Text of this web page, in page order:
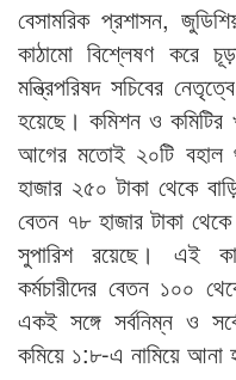
বেসামরিক প্রশাসন,
কাঠামো বিশ্লেষণ করে
মন্ত্রিপরিষদ সচিবের
হয়েছে। কমিশন ও কমিটির
আগের মতোই ২০টি বহাল
হাজার ২৫০ টাকা থেকে
বেতন ৭৮ হাজার টাকা
সুপারিশ রয়েছে। এই
কর্মচারীদের বেতন ১০০
একই সঙ্গে সর্বনিম্ন ও
কমিয়ে ১:৮-এ নামিয়ে আনা